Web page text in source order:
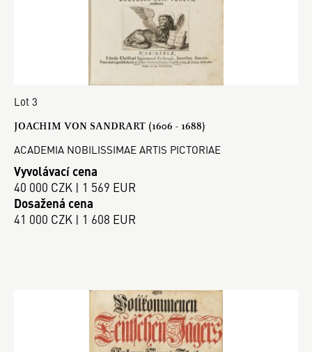
Lot 3
JOACHIM VON SANDRART (1606 - 1688)
ACADEMIA NOBILISSIMAE ARTIS PICTORIAE
Vyvolávací cena
40 000 CZK | 1 569 EUR
Dosažená cena
41 000 CZK | 1 608 EUR